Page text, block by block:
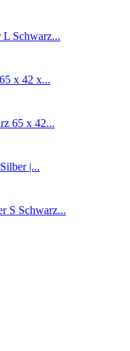
L Schwarz...
x 42 x...
65 x 42...
|...
S Schwarz...